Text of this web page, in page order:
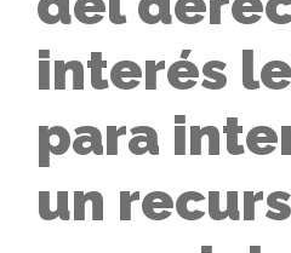
interés
para
un